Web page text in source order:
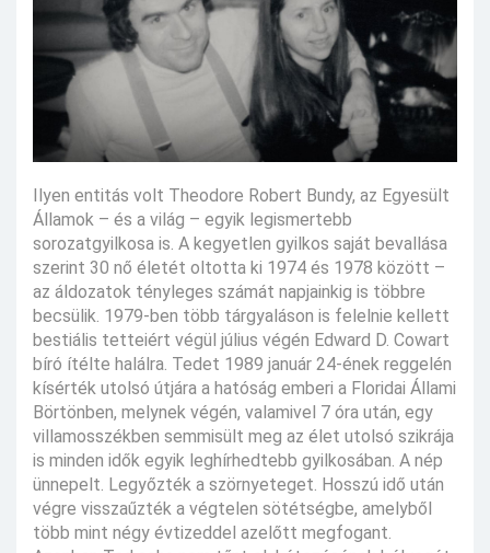
Ilyen entitás volt Theodore Robert Bundy, az Egyesült
Államok – és a világ – egyik legismertebb
sorozatgyilkosa is. A kegyetlen gyilkos saját bevallása
szerint 30 nő életét oltotta ki 1974 és 1978 között –
az áldozatok tényleges számát napjainkig is többre
becsülik. 1979-ben több tárgyaláson is felelnie kellett
bestiális tetteiért végül július végén Edward D. Cowart
bíró ítélte halálra. Tedet 1989 január 24-ének reggelén
kísérték utolsó útjára a hatóság emberi a Floridai Állami
Börtönben, melynek végén, valamivel 7 óra után, egy
villamosszékben semmisült meg az élet utolsó szikrája
is minden idők egyik leghírhedtebb gyilkosában. A nép
ünnepelt. Legyőzték a szörnyeteget. Hosszú idő után
végre visszaűzték a végtelen sötétségbe, amelyből
több mint négy évtizeddel azelőtt megfogant.